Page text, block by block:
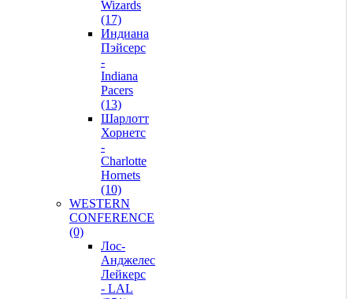
Wizards
(17)
Индиана
Пэйсерс
-
Indiana
Pacers
(13)
Шарлотт
Хорнетс
-
Charlotte
Hornets
(10)
WESTERN
CONFERENCE
(0)
Лос-
Анджелес
Лейкерс
- LAL